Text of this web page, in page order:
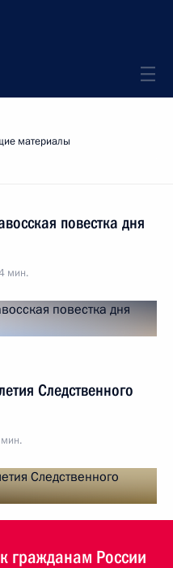
материалы
повестка дня
мин.
Следственного
гражданам России